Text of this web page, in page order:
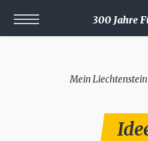
300 Jahre
Mein Liechtenstein